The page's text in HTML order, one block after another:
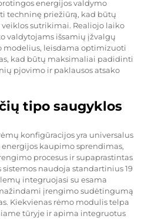
energijos valdymo
techninę priežiūrą, kad būtų
sutrikimai. Realiojo laiko
valdytojams išsamių įžvalgų
modelius, leisdama optimizuoti
kad būtų maksimaliai padidinti
pjovimo ir paklausos atsako
tipo saugyklos
konfigūracijos yra universalus
kaupimo sprendimas,
procesus ir supaprastintas
sistemos naudoja standartinius 19
integruojasi su esama
įrengimo sudėtingumą
Kiekvienas rėmo modulis telpa
tūryje ir apima integruotus